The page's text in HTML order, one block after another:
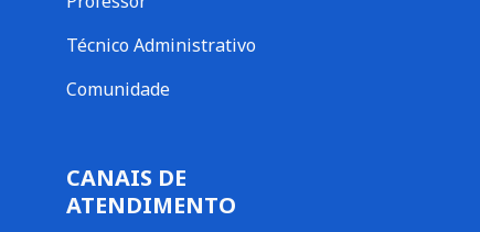
Técnico Administrativo
Comunidade
CANAIS DE
ATENDIMENTO